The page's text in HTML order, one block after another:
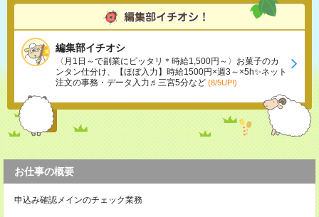
編集部イチオシ
〈月1日～で副業にピッタリ＊時給1,500円～〉お菓子のカ
ンタン仕分け、【ほぼ入力】時給1500円×週3～×5h✨ネット
注文の事務・データ入力♬三宮5分など (8/5UP!)
お仕事の概要
申込み確認メインのチェック業務